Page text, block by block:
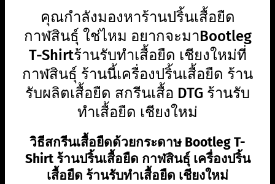
คุณกำลังมองหาร้านปริ้นเสื้อยืด
กาฬสินธุ์ ใช่ไหม อยากจะมาBootleg
T-Shirtร้านรับทำเสื้อยืด เชียงใหม่ที่
กาฬสินธุ์ ร้านนี้เครื่องปริ้นเสื้อยืด ร้าน
รับผลิตเสื้อยืด สกรีนเสื้อ DTG ร้านรับ
ทำเสื้อยืด เชียงใหม่
วิธีสกรีนเสื้อยืดด้วยกระดาษ Bootleg T-
Shirt ร้านปริ้นเสื้อยืด กาฬสินธุ์ เครื่องปริ้น
เสื้อยืด ร้านรับทำเสื้อยืด เชียงใหม่